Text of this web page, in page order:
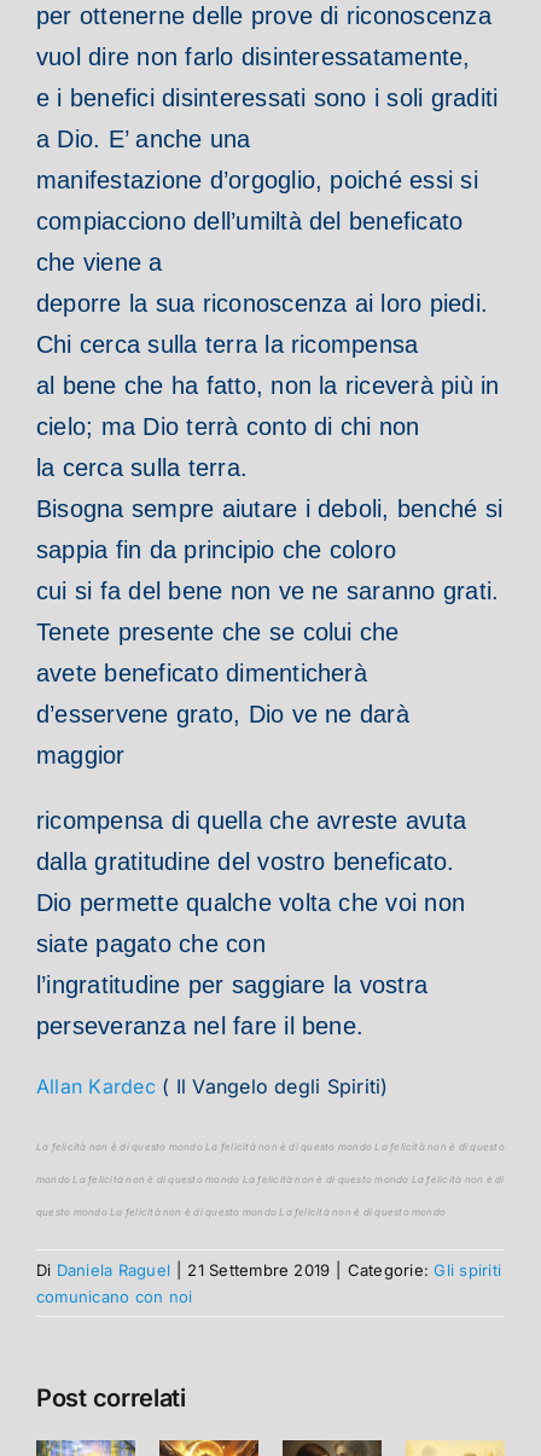
per ottenerne delle prove di riconoscenza
vuol dire non farlo disinteressatamente,
e i benefici disinteressati sono i soli graditi
a Dio. E’ anche una
manifestazione d’orgoglio, poiché essi si
compiacciono dell’umiltà del beneficato
che viene a
deporre la sua riconoscenza ai loro piedi.
Chi cerca sulla terra la ricompensa
al bene che ha fatto, non la riceverà più in
cielo; ma Dio terrà conto di chi non
la cerca sulla terra.
Bisogna sempre aiutare i deboli, benché si
sappia fin da principio che coloro
cui si fa del bene non ve ne saranno grati.
Tenete presente che se colui che
avete beneficato dimenticherà
d’esservene grato, Dio ve ne darà
maggior
ricompensa di quella che avreste avuta
dalla gratitudine del vostro beneficato.
Dio permette qualche volta che voi non
siate pagato che con
l’ingratitudine per saggiare la vostra
perseveranza nel fare il bene.
Allan Kardec ( Il Vangelo degli Spiriti)
La felicità non è di questo mondo La felicità non è di questo mondo La felicità non è di questo
mondo La felicità non è di questo mondo La felicità non è di questo mondo La felicità non è di
questo mondo La felicità non è di questo mondo La felicità non è di questo mondo
Di Daniela Raguel 21 Settembre 2019 Categorie:Gli spiriti
comunicano con noi
Post correlati